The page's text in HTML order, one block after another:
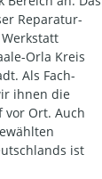
Reparatur-
Orla Kreis
Als Fach-
ihnen die
vor Ort. Auch
ist